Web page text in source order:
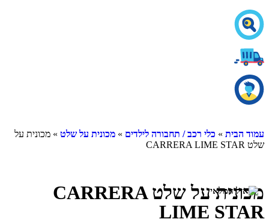
עמוד הבית » כלי רכב / תחבורה לילדים » מכונית על שלט » מכונית על
שלט CARRERA LIME STAR
מכונית על שלט CARRERA
LIME STAR